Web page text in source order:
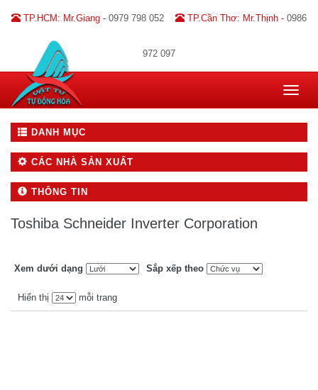
TP.HCM: Mr.Giang - 0979 798 052 TP.Cần Thơ: Mr.Thịnh - 0986
972 097
Toggle
DANH MỤC
CÁC NHÀ SẢN XUẤT
THÔNG TIN
Toshiba Schneider Inverter Corporation
Xem dưới dạng Sắp xếp theo
Hiển thị mỗi trang